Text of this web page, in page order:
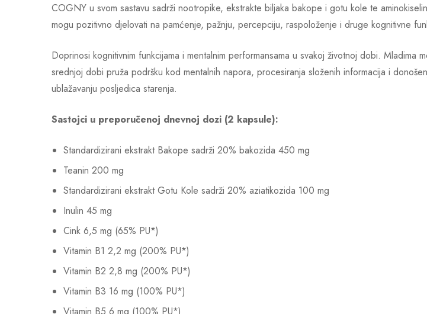
COGNY u svom sastavu sadrži nootropike, ekstrakte biljaka bakope i gotu kole te
mogu pozitivno djelovati na pamćenje, pažnju, percepciju, raspoloženje i druge kognitivne
Doprinosi kognitivnim funkcijama i mentalnim performansama u svakoj životnoj dobi.
srednjoj dobi pruža podršku kod mentalnih napora, procesiranja složenih informacija i
ublažavanju posljedica starenja.
Sastojci u preporučenoj dnevnoj dozi (2 kapsule):
Standardizirani ekstrakt Bakope sadrži 20% bakozida 450 mg
Teanin 200 mg
Standardizirani ekstrakt Gotu Kole sadrži 20% aziatikozida 100 mg
Inulin 45 mg
Cink 6,5 mg (65% PU*)
Vitamin B1 2,2 mg (200% PU*)
Vitamin B2 2,8 mg (200% PU*)
Vitamin B3 16 mg (100% PU*)